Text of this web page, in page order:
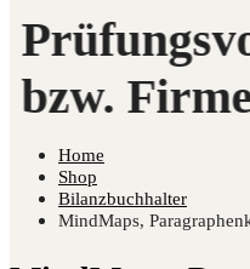
Home
Shop
Bilanzbuchhalter
MindMaps,